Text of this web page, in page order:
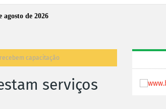
de 2026
capacitação
serviços